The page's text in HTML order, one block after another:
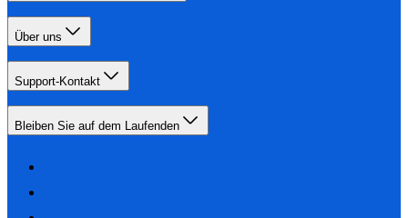
Über uns
Support-Kontakt
Bleiben Sie auf dem Laufenden